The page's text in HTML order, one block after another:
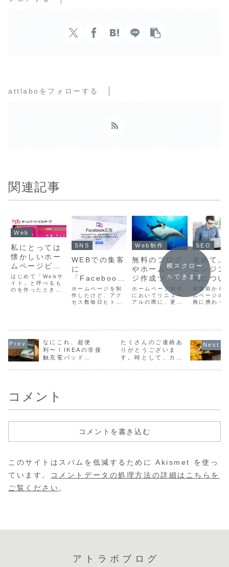
attlaboをフォローする
関連記事
Web
私にとっては
懐かしいホー
ムページビル
ダー。ずいぶ
んいろんな機
能ついてた！
はじめて「Webサ
イト」と呼べるも
のを作ったときに
その頃に比べると
されてるみたいな
んで、興味本位で
ご紹介。
SNS
WEBでの集客
に
「Facebook
広告、始めて
みません
か？」と答え
ホームページを制
作したけど、アク
セス数毎日ヒトケ
全然問い合わせな
ご相談を受けた場
合、ブログやSNS
で情報発信、
Googleや
Yahoo!JAPANの
Web制作
無料のブログ
やホームペー
ジ作成ツール
からのリニュ
ーアル。ドメ
インはどうす
ホームページ制作
においてリニュー
アルの際に、更新
料ブログサービス
ジ作成ツール、あ
るいはデータベー
スを利用したCMS
などが新旧で入れ
替わることです。
SEO
改めて。
エンジン
化につい
対策＝
策。
創業前から
ムページの
務に携わっ
は「SEO対
って、もう
上。。だけ
らに10年前
1997年ご
「SEO」と
横スクロー
ルできます
なにこれ、超便
利〜！IKEAの非接
触充電パッド
たくさんのご連絡あ
りがとうございま
す。時として、カス
コメント
コメントを書き込む
このサイトはスパムを低減するために Akismet を使っ
ています。
コメントデータの処理方法の詳細はこちらを
ご覧ください 。
アトラボブログ